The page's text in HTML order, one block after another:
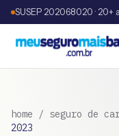
SUSEP 202068020 · 20+
home / seguro de
2023